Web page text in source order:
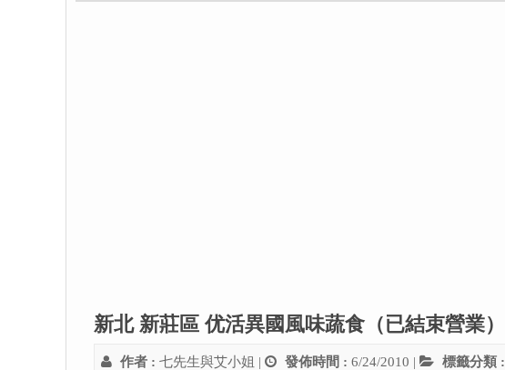
新北 新莊區 优活異國風味蔬食（已結束營業）
作者 : 七先生與艾小姐 | 發佈時間 : 6/24/2010 | 標籤分類 :